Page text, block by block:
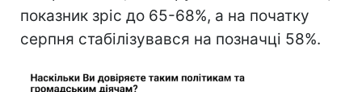
показник зріс до 65-68%, а на початку
серпня стабілізувався на позначці 58%.